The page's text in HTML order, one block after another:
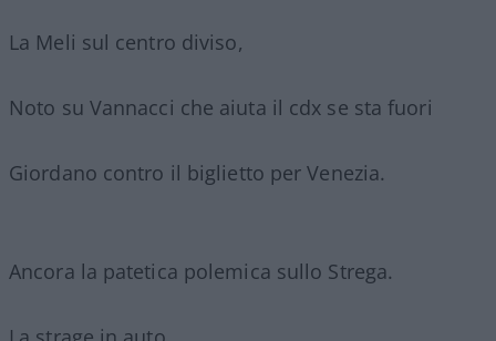
La Meli sul centro diviso,
Noto su Vannacci che aiuta il cdx se sta fuori
Giordano contro il biglietto per Venezia.
Ancora la patetica polemica sullo Strega.